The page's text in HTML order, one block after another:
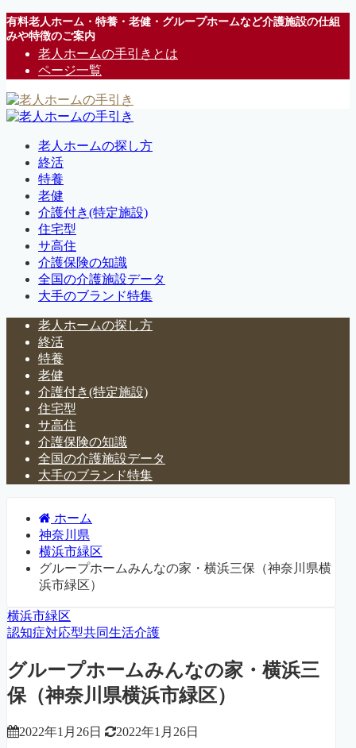
有料老人ホーム・特養・老健・グループホームなど介護施設の仕組
みや特徴のご案内
老人ホームの手引きとは
ページ一覧
老人ホームの探し方
終活
特養
老健
介護付き(特定施設)
住宅型
サ高住
介護保険の知識
全国の介護施設データ
大手のブランド特集
老人ホームの探し方
終活
特養
老健
介護付き(特定施設)
住宅型
サ高住
介護保険の知識
全国の介護施設データ
大手のブランド特集
ホーム
神奈川県
横浜市緑区
グループホームみんなの家・横浜三保（神奈川県横
浜市緑区）
横浜市緑区
認知症対応型共同生活介護
グループホームみんなの家・横浜三
保（神奈川県横浜市緑区）
2022年1月26日 2022年1月26日